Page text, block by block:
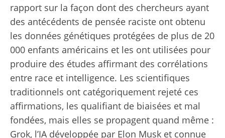
rapport sur la façon dont des chercheurs ayant
des antécédents de pensée raciste ont obtenu
les données génétiques protégées de plus de 20
000 enfants américains et les ont utilisées pour
produire des études affirmant des corrélations
entre race et intelligence. Les scientifiques
traditionnels ont catégoriquement rejeté ces
affirmations, les qualifiant de biaisées et mal
fondées, mais elles se propagent quand même :
Grok, l’IA développée par Elon Musk et connue